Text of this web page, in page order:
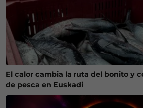
El calor cambia la ruta del bonito y
de pesca en Euskadi